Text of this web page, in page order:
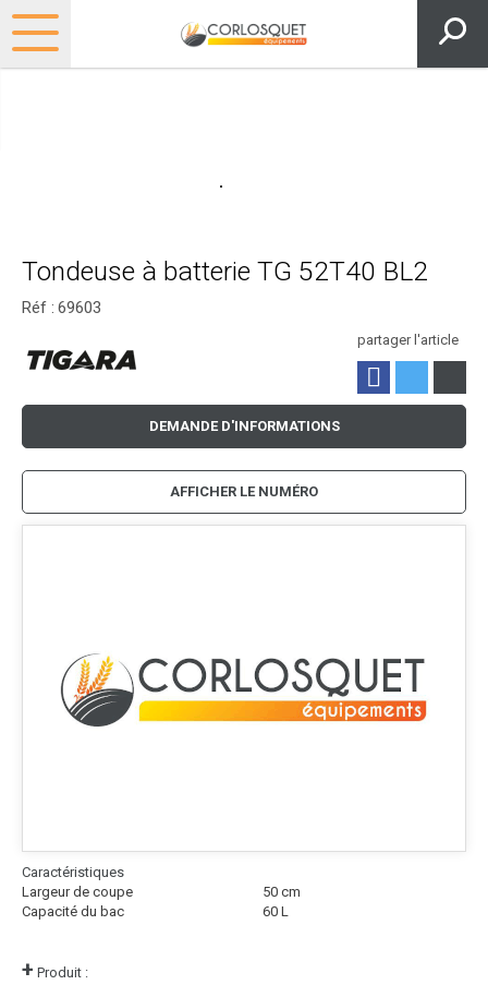
Tondeuse à batterie TG 52T40 BL2
Réf : 69603
+ Produit :
Caractéristiques
Largeur de coupe
50 cm
Capacité du bac
60 L
partager l'article
DEMANDE D'INFORMATIONS
AFFICHER LE NUMÉRO